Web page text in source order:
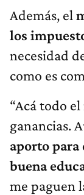
Además, el
los
necesidad
como es
“Acá todo
ganancias.
aporto para
buena
me paguen